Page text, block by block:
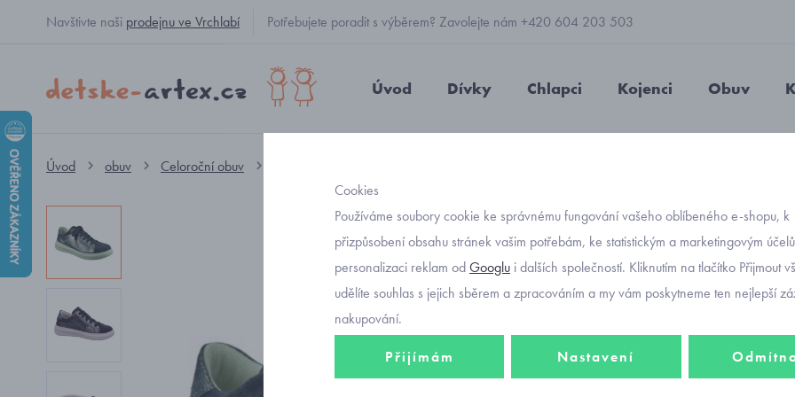
Navštivte naši prodejnu ve Vrchlabí Potřebujete poradit s výběrem? Zavolejte nám +420 604 203 503
Úvod Dívky Chlapci Kojenci Obuv
Úvod obuv Celoroční obuv
Objednávací
1 757
Cookies
Používáme soubory cookie ke správnému fungování vašeho oblíbeného e-shopu, k
přizpůsobení obsahu stránek vašim potřebám, ke statistickým a marketingovým
personalizaci reklam odGooglu i dalších společností. Kliknutím na tlačítko Přijmout
udělíte souhlas s jejich sběrem a zpracováním a my vám poskytneme ten nejlepší
nakupování.
Přijímám Nastavení